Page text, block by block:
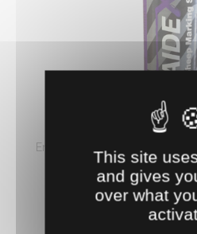
BOMBE MARQUAGE
Encre de couleur en aérosol.
CFC. Tient
4.75 € HT
This site
and gives
over what